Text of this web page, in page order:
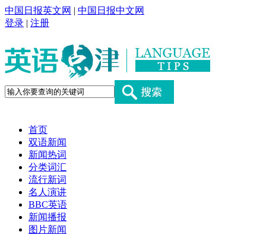
中国日报英文网 | 中国日报中文网
登录 | 注册
首页
双语新闻
新闻热词
分类词汇
流行新词
名人演讲
BBC英语
新闻播报
图片新闻